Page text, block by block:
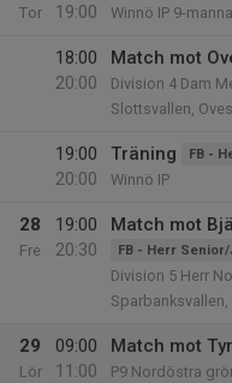
Tor
19:00
Winnö IP 9-manna
18:00
20:00
Match mot
Division 4 Dam
Slottsvallen,
19:00
20:00
Träning FB -
Winnö IP
28
Fre
19:00
20:30
Match mot
FB - Herr
Division 5 Herr
29
Lör
09:00
11:00
Match mot
P9 Nordöstra